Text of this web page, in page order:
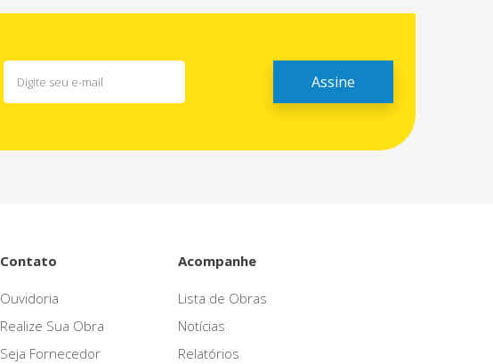
Contato
Ouvidoria
Realize Sua Obra
Seja Fornecedor
Acompanhe
Lista de Obras
Notícias
Relatórios